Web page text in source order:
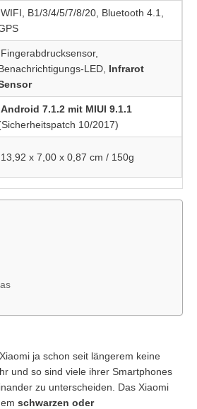
WIFI, B1/3/4/5/7/8/20, Bluetooth 4.1,
Fingerabdrucksensor,
LED, Infrarot
Android 7.1.2 mit MIUI 9.1.1
10/2017)
13,92 x 7,00 x 0,87 cm / 150g
ja schon seit längerem keine
und so sind viele ihrer Smartphones
zu unterscheiden. Das Xiaomi
schwarzen oder